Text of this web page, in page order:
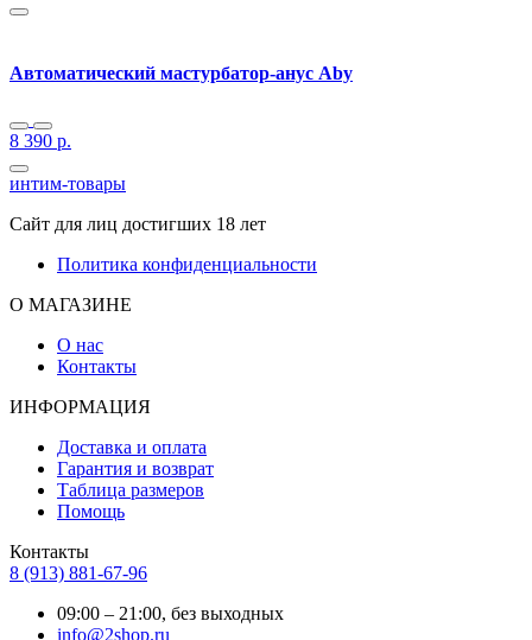
Автоматический мастурбатор-анус Aby
8 390 р.
интим-товары
Сайт для лиц достигших 18 лет
Политика конфиденциальности
О МАГАЗИНЕ
О нас
Контакты
ИНФОРМАЦИЯ
Доставка и оплата
Гарантия и возврат
Таблица размеров
Помощь
Контакты
8 (913) 881-67-96
09:00 – 21:00, без выходных
info@2shop.ru